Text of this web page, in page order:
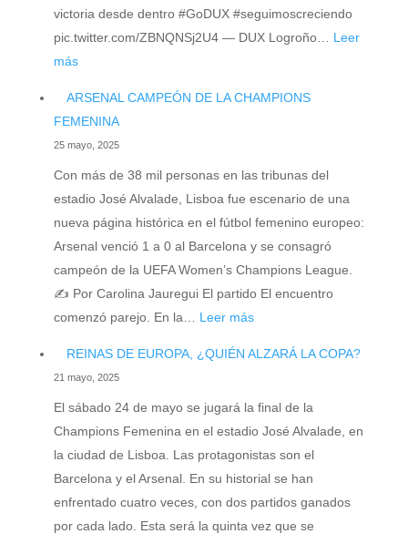
victoria desde dentro #GoDUX #seguimoscreciendo
pic.twitter.com/ZBNQNSj2U4 — DUX Logroño… Leer
más:
ADN
ARGENTINO
ASCENDIÓ
A
LA
LIGA
F
ARSENAL CAMPEÓN DE LA CHAMPIONS
FEMENINA
25 mayo, 2025
Con más de 38 mil personas en las tribunas del
estadio José Alvalade, Lisboa fue escenario de una
nueva página histórica en el fútbol femenino europeo:
Arsenal venció 1 a 0 al Barcelona y se consagró
campeón de la UEFA Women’s Champions League.
✍️ Por Carolina Jauregui El partido El encuentro
comenzó parejo. En la… Leer más:
LA
CHAMPIONS
FEMENINA
REINAS DE EUROPA, ¿QUIÉN ALZARÁ LA COPA?
21 mayo, 2025
El sábado 24 de mayo se jugará la final de la
Champions Femenina en el estadio José Alvalade, en
la ciudad de Lisboa. Las protagonistas son el
Barcelona y el Arsenal. En su historial se han
enfrentado cuatro veces, con dos partidos ganados
por cada lado. Esta será la quinta vez que se